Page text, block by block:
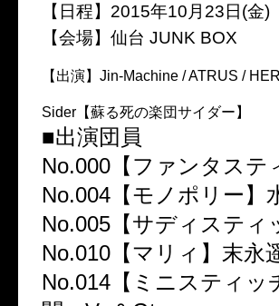
【日程】2015年10月23日(金)
【会場】仙台 JUNK BOX
【出演】Jin-Machine / ATRUS /
Sider【蘇る死の楽団サイダー】
■出演団員
No.000【ファンタステ
No.004【モノポリー】
No.005【サディスティ
No.010【マリィ】末永
No.014【ミニスティッ